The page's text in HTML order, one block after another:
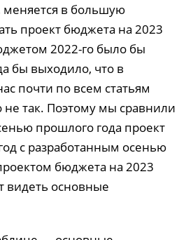
меняется в большую
проект бюджета на 2023
2022-го было бы
бы выходило, что в
почти по всем статьям
не так. Поэтому мы сравнили
прошлого года проект
с разработанным осенью
бюджета на 2023
видеть основные